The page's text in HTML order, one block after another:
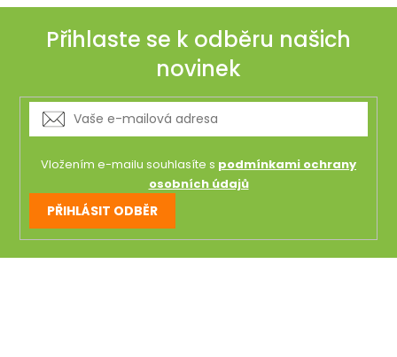
Přihlaste se k odběru našich
novinek
Vložením e-mailu souhlasíte s podmínkami ochrany
osobních údajů
PŘIHLÁSIT ODBĚR